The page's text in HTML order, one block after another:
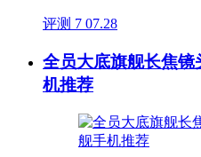
评测 7 07.28
全员大底旗舰长焦镜
机推荐